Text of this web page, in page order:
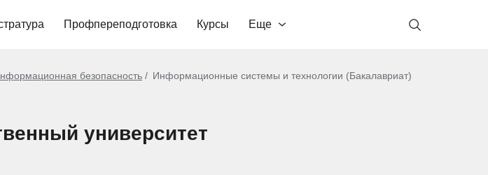
Профпереподготовка Курсы Еще
безопасность Информационные системы и технологии (Бакалавриат)
университет